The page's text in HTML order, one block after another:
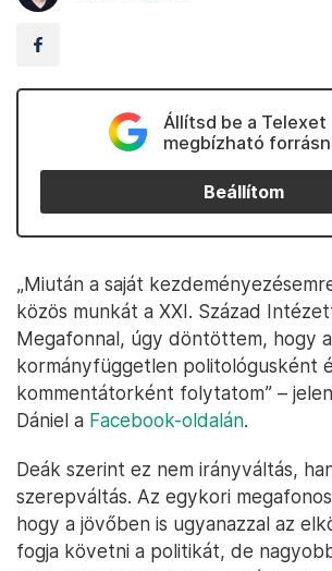
Állítsd be a Telexet
megbízható
Beállítom
„Miután a saját
közös munkát a XXI. Század
Megafonnal, úgy döntöttem, hogy
kormányfüggetlen politológusként
kommentátorként folytatom” –
Dániel a Facebook-oldalán.
Deák szerint ez nem irányváltás,
szerepváltás. Az egykori
hogy a jövőben is ugyanazzal az
fogja követni a politikát, de